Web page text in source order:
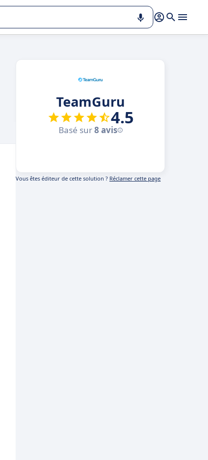
TeamGuru
4.5
Basé sur8 avis
Vous êtes éditeur de cette solution ? Réclamer cette page